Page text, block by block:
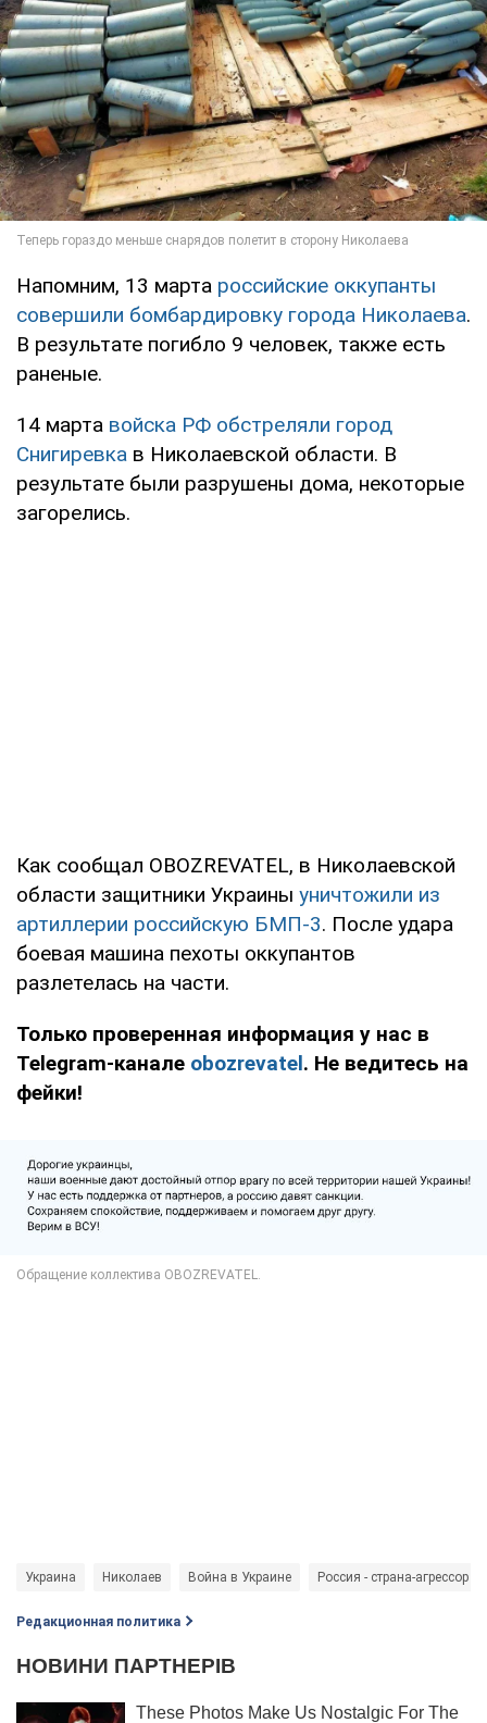
Напомним, 13 марта российские оккупанты
совершили бомбардировку города Николаева.
В результате погибло 9 человек, также есть
раненые.
14 марта войска РФ обстреляли город
Снигиревка в Николаевской области. В
результате были разрушены дома, некоторые
загорелись.
Как сообщал OBOZREVATEL, в Николаевской
области защитники Украины уничтожили из
артиллерии российскую БМП-3. После удара
боевая машина пехоты оккупантов
разлетелась на части.
Только проверенная информация у нас в
Telegram-канале obozrevatel. Не ведитесь на
фейки!
Украина Николаев Война в Украине Россия - страна-агрессор
Редакционная политика